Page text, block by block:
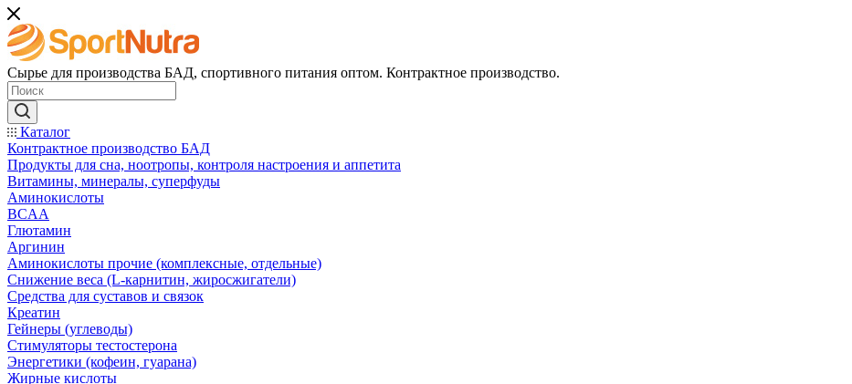
Сырье для производства БАД, спортивного питания оптом. Контрактное производство.
Каталог
Контрактное производство БАД
Продукты для сна, ноотропы, контроля настроения и аппетита
Витамины, минералы, суперфуды
Аминокислоты
BCAA
Глютамин
Аргинин
Аминокислоты прочие (комплексные, отдельные)
Снижение веса (L-карнитин, жиросжигатели)
Средства для суставов и связок
Креатин
Гейнеры (углеводы)
Стимуляторы тестостерона
Энергетики (кофеин, гуарана)
Жирные кислоты